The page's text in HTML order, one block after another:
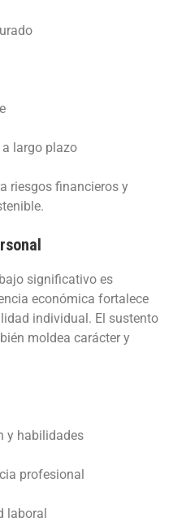
largo plazo
riesgos financieros y
significativo es
económica fortalece
individual. El sustento
moldea carácter y
y habilidades
profesional
laboral